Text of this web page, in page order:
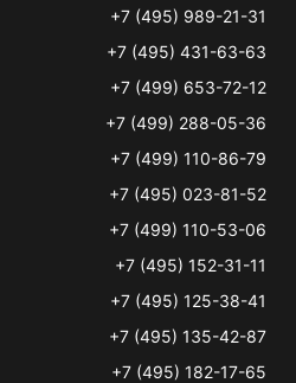
+7 (495) 989-21-31
+7 (495) 431-63-63
+7 (499) 653-72-12
+7 (499) 288-05-36
+7 (499) 110-86-79
+7 (495) 023-81-52
+7 (499) 110-53-06
+7 (495) 152-31-11
+7 (495) 125-38-41
+7 (495) 135-42-87
+7 (495) 182-17-65